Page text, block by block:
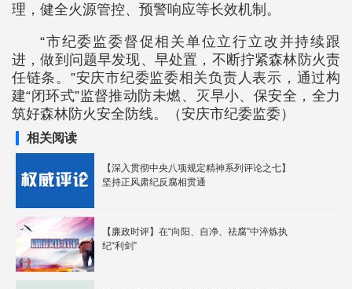
理，健全火源管控、预警响应等长效机制。
“市纪委监委督促相关单位立行立改并持续跟
进，做到问题早发现、早处置，不断拧紧森林防火责
任链条。”安庆市纪委监委相关负责人表示，通过构
建“闭环式”监督推动防未燃、灭早小、保安全，全力
筑好森林防火安全防线。（安庆市纪委监委）
相关阅读
【深入贯彻中央八项规定精神系列评论之七】
坚持正风肃纪反腐相贯通
【廉政时评】在“向阳、自净、祛腐”中淬炼执
纪“利剑”